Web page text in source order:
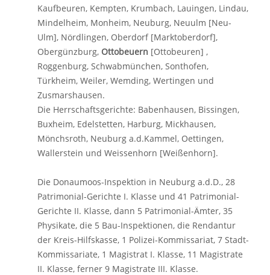
Kaufbeuren, Kempten, Krumbach, Lauingen, Lindau,
Mindelheim, Monheim, Neuburg, Neuulm [Neu-
Ulm], Nördlingen, Oberdorf [Marktoberdorf],
Obergünzburg, Ottobeuern [Ottobeuren] ,
Roggenburg, Schwabmünchen, Sonthofen,
Türkheim, Weiler, Wemding, Wertingen und
Zusmarshausen.
Die Herrschaftsgerichte: Babenhausen, Bissingen,
Buxheim, Edelstetten, Harburg, Mickhausen,
Mönchsroth, Neuburg a.d.Kammel, Oettingen,
Wallerstein und Weissenhorn [Weißenhorn].
Die Donaumoos-Inspektion in Neuburg a.d.D., 28
Patrimonial-Gerichte I. Klasse und 41 Patrimonial-
Gerichte II. Klasse, dann 5 Patrimonial-Ämter, 35
Physikate, die 5 Bau-Inspektionen, die Rendantur
der Kreis-Hilfskasse, 1 Polizei-Kommissariat, 7 Stadt-
Kommissariate, 1 Magistrat I. Klasse, 11 Magistrate
II. Klasse, ferner 9 Magistrate III. Klasse.